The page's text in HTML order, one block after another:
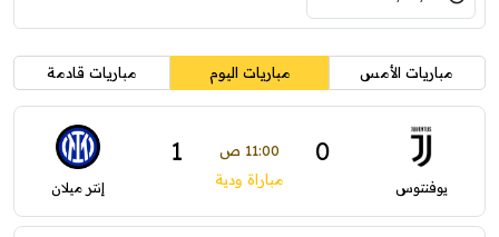
مباريات الأمس مباريات اليوم مباريات قادمة
يوفنتوس
0 11:00 ص 1
مباراة ودية إنتر ميلان